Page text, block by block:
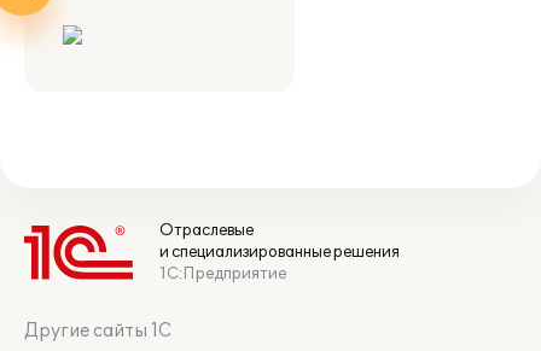
Отраслевые
и специализированные решения
1С:Предприятие
Другие сайты 1С